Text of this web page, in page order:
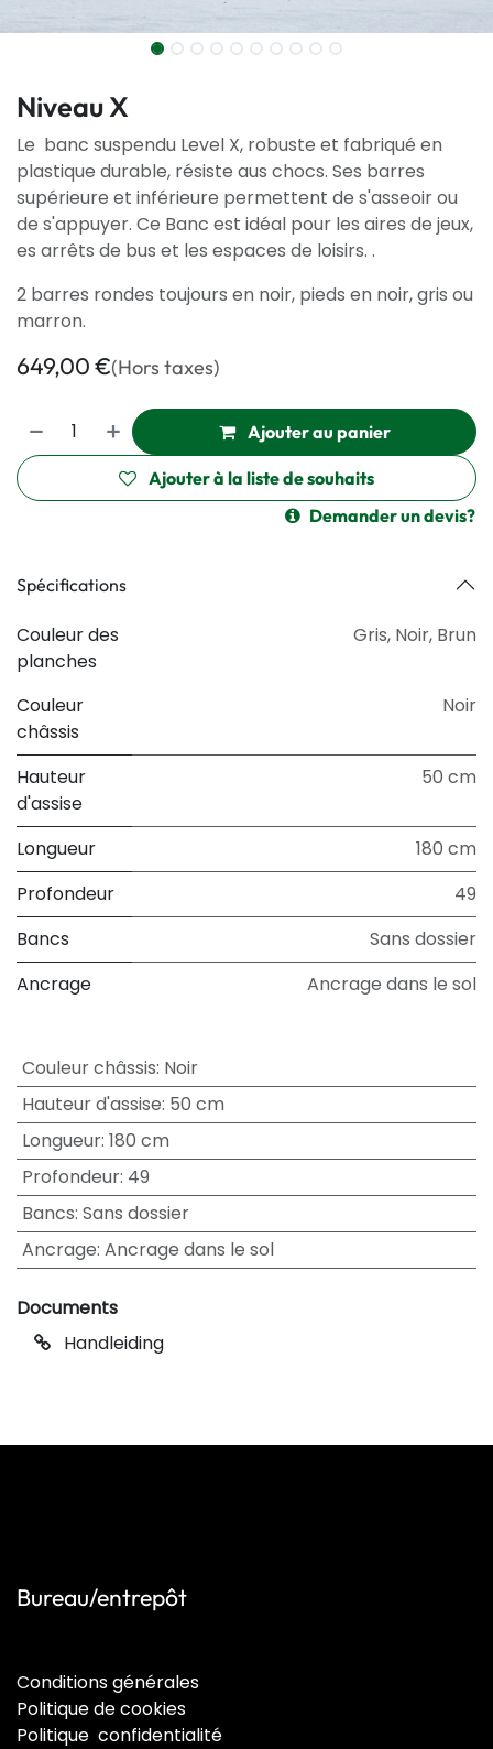
Niveau X
Le banc suspendu Level X, robuste et fabriqué en
plastique durable, résiste aus chocs. Ses barres
supérieure et inférieure permettent de s'asseoir ou
de s'appuyer. Ce Banc est idéal pour les aires de jeux,
es arrêts de bus et les espaces de loisirs. .
2 barres rondes toujours en noir, pieds en noir, gris ou
marron.
649,00€(Hors taxes)
Ajouter au panier
Ajouter à la liste de souhaits
Demander un devis?
Spécifications
Couleur des
planches
Gris, Noir, Brun
Couleur
châssis
Noir
Hauteur
d'assise
50 cm
Longueur
180 cm
Profondeur
49
Bancs
Sans dossier
Ancrage
Ancrage dans le sol
Couleur châssis: Noir
Hauteur d'assise: 50 cm
Longueur: 180 cm
Profondeur: 49
Bancs: Sans dossier
Ancrage: Ancrage dans le sol
Documents
Handleiding
Bureau/entrepôt
Conditions générales
Politique de cookies
Politique confidentialité